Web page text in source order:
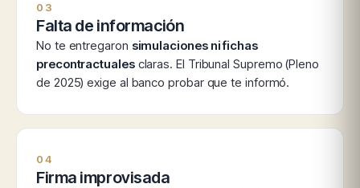
03
Falta de información
No te entregaron simulaciones ni fichas
precontractualesclaras. El Tribunal Supremo (Pleno
de 2025) exige al banco probar que te informó.
04
Firma improvisada